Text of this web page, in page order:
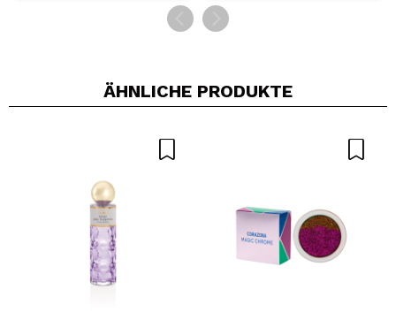
ÄHNLICHE PRODUKTE